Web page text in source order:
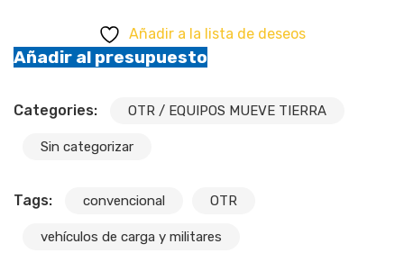
Añadir a la lista de deseos
Añadir al presupuesto
Categories: OTR / EQUIPOS MUEVE TIERRA
Sin categorizar
Tags: convencional OTR
vehículos de carga y militares